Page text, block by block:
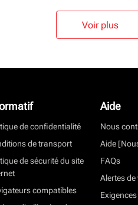
Voir plus
de confidentialité
de transport
de sécurité du site
compatibles
Aide
Nous
Aide
FAQs
Alertes de